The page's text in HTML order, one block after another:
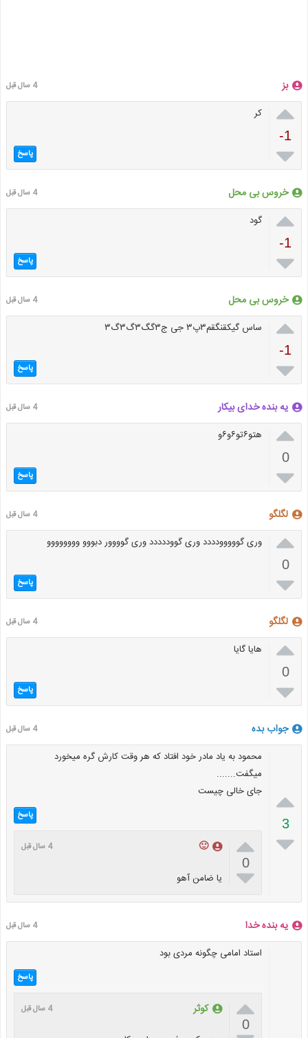
بز 4 سال قبل

-1

کر
پاسخ
خروس بی محل 4 سال قبل

-1

گود
پاسخ
خروس بی محل 4 سال قبل

-1

ساس گیکقنگقم۳پ۳ جی ج۳گگ۳گ۳گ۳
پاسخ
یه بنده خدای بیکار 4 سال قبل

0

هتو۶تو۶و۶و
پاسخ
لگلگو 4 سال قبل

0

وری گووووودددد وری گووددددد وری گوووور دبووو وووووووو
پاسخ
لگلگو 4 سال قبل

0

هایا گایا
پاسخ
جواب بده 4 سال قبل

3

محمود به یاد مادر خود افتاد که هر وقت کارش گره میخورد
میگفت.......
جای خالی چیست
پاسخ

0

🙂 4 سال قبل
یا ضامن آهو
یه بنده خدا 4 سال قبل
استاد امامی چگونه مردی بود
پاسخ

0
کوثر 4 سال قبل